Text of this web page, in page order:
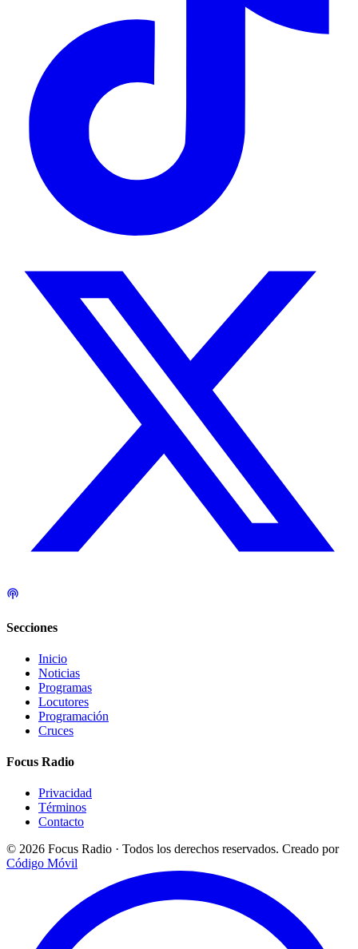
Secciones
Inicio
Noticias
Programas
Locutores
Programación
Cruces
Focus Radio
Privacidad
Términos
Contacto
© 2026 Focus Radio · Todos los derechos reservados. Creado por
Código Móvil